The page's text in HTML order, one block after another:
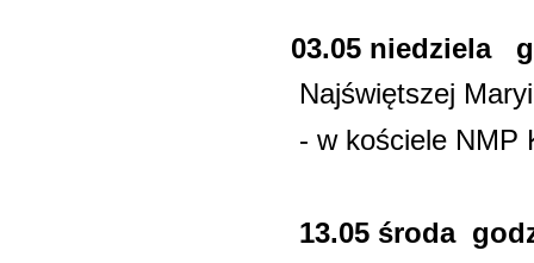
03.05 niedziela
Najświętszej
- w kościele NMP
13.05 środa